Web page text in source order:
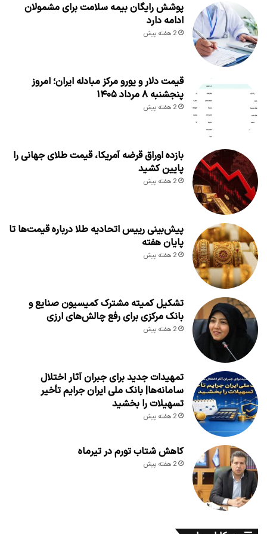
پوشش رایگان بیمه سلامت برای مشمولان
ادامه دارد
2 هفته پیش
قیمت دلار و یورو مرکز مبادله ایران؛ امروز
پنجشنبه ۸ مرداد ۱۴۰۵
2 هفته پیش
بازده اوراق قرضه آمریکا، قیمت طلای جهانی را
پایین کشید
2 هفته پیش
پیش‌بینی رییس اتحادیه طلا درباره قیمت‌ها تا
پایان هفته
2 هفته پیش
تشکیل کمیته مشترک کمیسیون صنایع و
بانک مرکزی برای رفع چالش‌های ارزی
2 هفته پیش
تمهیدات جدید برای جبران آثار اختلال
سامانه‌ها| بانک ملی ایران جرایم تأخیر
تسهیلات را بخشید
2 هفته پیش
کاهش شتاب تورم در تیرماه
2 هفته پیش